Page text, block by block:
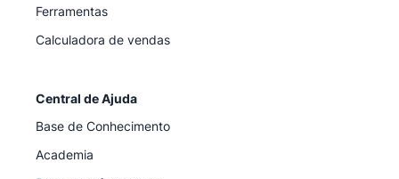
Ferramentas
Calculadora de vendas
Central de Ajuda
Base de Conhecimento
Academia